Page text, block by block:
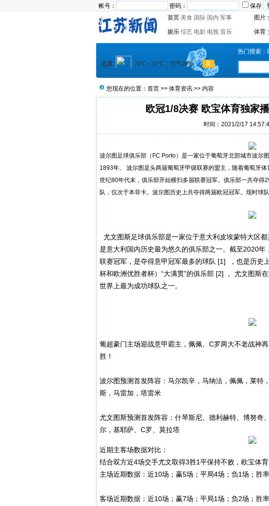
帐号： 密码： 保存
首页 美食 国际 国内 军事 图片
娱乐 综艺 电影 电视 音乐 体育
热门搜索：
您现在的位置： 首页 >> 体育资讯 >> 内容
欧冠1/8决赛 欧宝体育独家
时间：2021/2/17
波尔图足球俱乐部（FC Porto）是一家位于葡萄牙北部城市波尔
1893年。 波尔图是头两届葡萄牙甲级联赛的盟主，随着葡萄牙
世纪80年代末，俱乐部开始横扫多届联赛冠军。俱乐部一共夺得
队，仅次于本菲卡。波尔图历史上共夺得两届欧冠冠军。现时球
尤文图斯足球俱乐部是一家位于意大利皮埃蒙特大区
是意大利国内历史最为悠久的俱乐部之一。截至2020
联赛冠军，是夺得意甲冠军最多的球队 [1] ，也是历史
杯和欧洲优胜者杯）“大满贯”的俱乐部 [2] 。尤文图斯
世界上最为成功球队之一。
葡超豪门主场迎战意甲霸主，佩佩、C罗两大不老战神
胜！
波尔图预测首发阵容：马尔凯辛，马纳法，佩佩，莱特
斯，马雷加，塔雷米
尤文图斯预测首发阵容：什琴斯尼、德利赫特、博努奇
尔，基耶萨、C罗、莫拉塔
近期主客场数据对比：
结合双方近4场交手尤文取得3胜1平保持不败，欧宝体
主场近期数据：近10场；赢5场；平局4场；负1场；胜
客场近期数据：近10场；赢7场；平局1场；负2场；胜